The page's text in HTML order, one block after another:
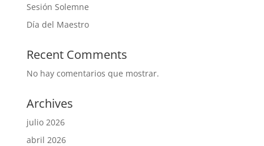
Sesión Solemne
Día del Maestro
Recent Comments
No hay comentarios que mostrar.
Archives
julio 2026
abril 2026